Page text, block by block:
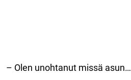
– Olen unohtanut missä asun…